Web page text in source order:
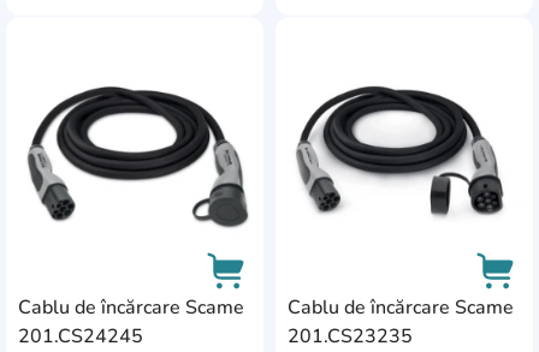
Cablu de încărcare Scame
201.CS24245
Cablu de încărcare Scame
201.CS23235